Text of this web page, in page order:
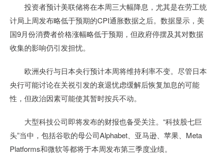
投资者预计美联储将在本周三大幅降息，尤其是在劳工统
计局上周发布略低于预期的CPI通胀数据之后。数据显示，美
国9月份消费者价格涨幅略低于预期，但政府停摆及其对数据
收集的影响仍引发担忧。
欧洲央行与日本央行预计本周将维持利率不变。尽管日本
央行可能讨论在关祱引发的衰退忧虑缓解后恢复加息的可能
性，但政治因素可能使其暂时按兵不动。
大型科技公司即将发布的财报也备受关注。“科技股七巨
头”当中，包括谷歌的母公司Alphabet、亚马逊、苹果、Meta
Platforms和微软等都将于本周发布第三季度业绩。